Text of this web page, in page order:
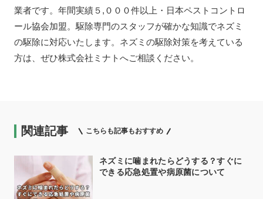
業者です。年間実績５,０００件以上・日本ペストコントロ
ール協会加盟。駆除専門のスタッフが確かな知識でネズミ
の駆除に対応いたします。ネズミの駆除対策を考えている
方は、ぜひ株式会社ミナトへご相談ください。
関連記事 こちらも記事もおすすめ
ネズミに噛まれたらどうする？すぐに
できる応急処置や病原菌について